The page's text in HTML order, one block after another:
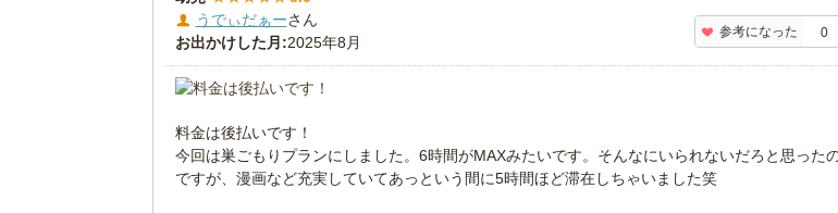
うでぃだぁーさん
お出かけした月:2025年8月
参考になった 0
料金は後払いです！
今回は巣ごもりプランにしました。6時間がMAXみたいです。そんなにいられないだろと思った
ですが、漫画など充実していてあっという間に5時間ほど滞在しちゃいました笑